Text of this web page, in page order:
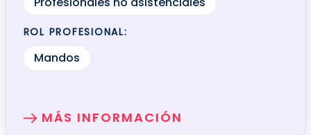
ROL PROFESIONAL:
Mandos
MÁS INFORMACIÓN
SOBRE: EL COACHING Y LA